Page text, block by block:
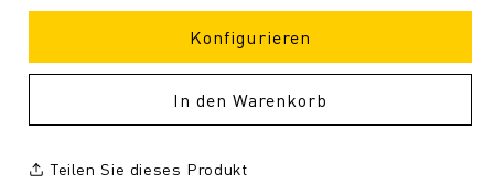
Konfigurieren
In den Warenkorb
Teilen Sie dieses Produkt